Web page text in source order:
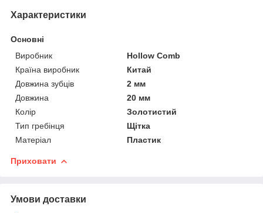
Характеристики
Основні
Виробник
Hollow Comb
Країна виробник
Китай
Довжина зубців
2 мм
Довжина
20 мм
Колір
Золотистий
Тип гребінця
Щітка
Матеріал
Пластик
Приховати
Умови доставки